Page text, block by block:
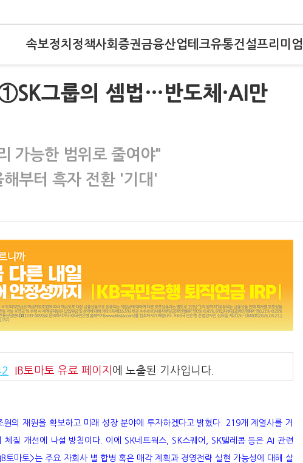
속보정치 정책사회 증권금융산업테크유통건설프리미엄
그룹의 셈법…반도체·AI만
가능한 범위로 줄여야"
부터 흑자 전환 '기대'
IB토마토 유료 페이지 에 노출된 기사입니다.
의 재원을 확보하고 미래 성장 분야에 투자하겠다고 밝혔다. 219개 계열사를 거
질 개선에 나설 방침이다. 이에 SK네트웍스, SK스퀘어, SK텔레콤 등은 AI 관련
마토>는 주요 자회사 별 합병 혹은 매각 계획과 경영전략 실현 가능성에 대해 살